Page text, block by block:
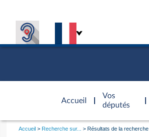
Accueil
d'accueil
Vos
députés
Vous
Accueil Recherche sur... Résultats de la recherche